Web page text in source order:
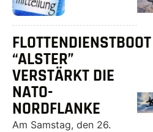
FLOTTENDIENSTBOOT
“ALSTER”
VERSTÄRKT DIE
NATO-
NORDFLANKE
Am Samstag, den 26.